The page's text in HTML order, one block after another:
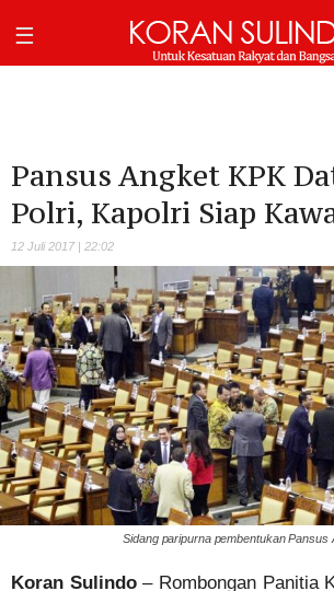
Pansus Angket KPK
Polri, Kapolri Siap
12 Juli 2017 | 22:02
Sidang paripurna pembentukan Pansus
Koran Sulindo – Rombongan Panitia